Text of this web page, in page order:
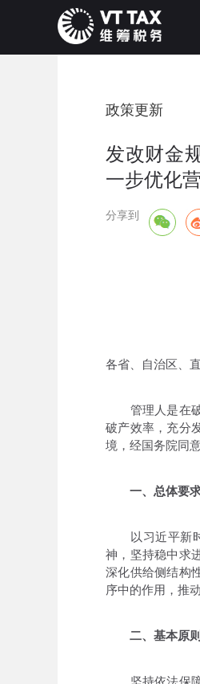
政策更新
发改财金
一步优化
分享到
各省、自治区、
管理人是在破
破产效率，充分
境，经国务院同
一、总体要
以习近平新时
神，坚持稳中求
深化供给侧结构
序中的作用，推
二、基本原则
坚持依法保障